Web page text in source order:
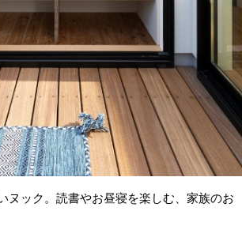
ヌック。読書やお昼寝を楽しむ、家族のお